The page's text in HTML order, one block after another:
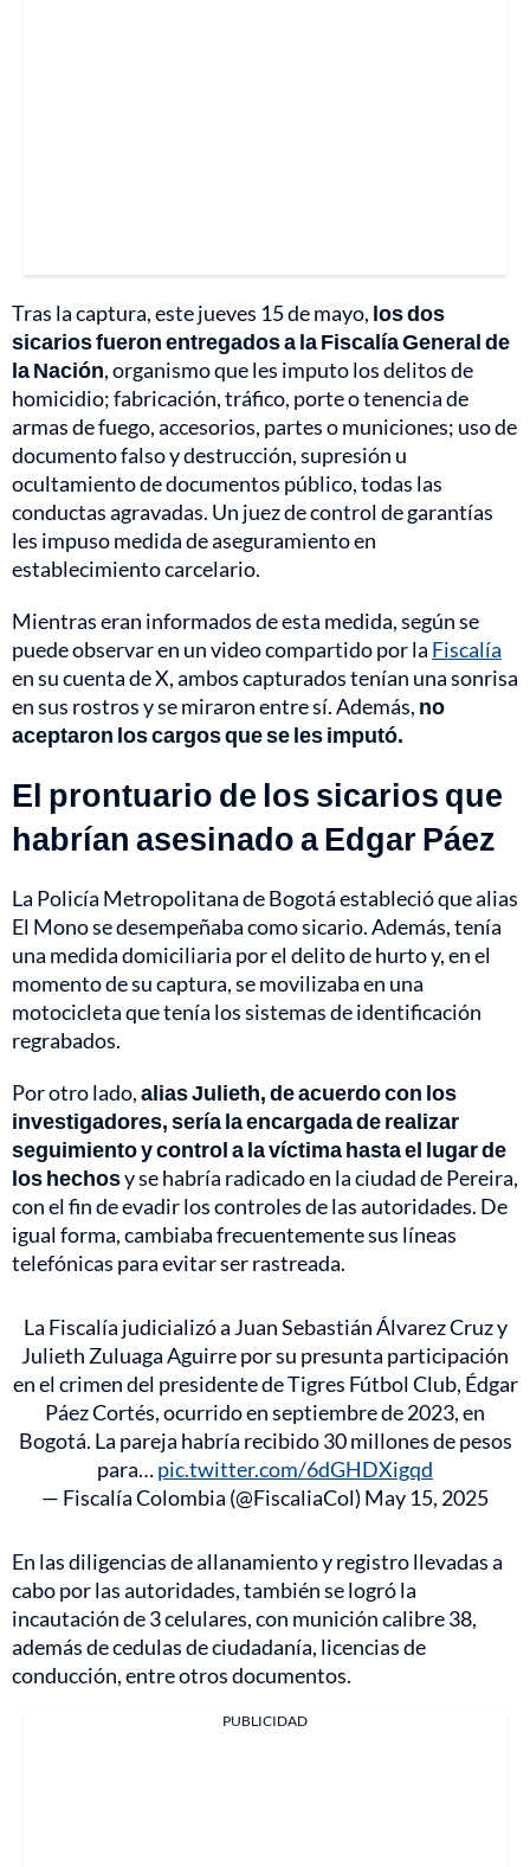
Tras la captura, este jueves 15 de mayo, los dos
sicarios fueron entregados a la Fiscalía General de
la Nación, organismo que les imputo los delitos de
homicidio; fabricación, tráfico, porte o tenencia de
armas de fuego, accesorios, partes o municiones; uso de
documento falso y destrucción, supresión u
ocultamiento de documentos público, todas las
conductas agravadas. Un juez de control de garantías
les impuso medida de aseguramiento en
establecimiento carcelario.
Mientras eran informados de esta medida, según se
puede observar en un video compartido por la Fiscalía
en su cuenta de X, ambos capturados tenían una sonrisa
en sus rostros y se miraron entre sí. Además, no
aceptaron los cargos que se les imputó.
El prontuario de los sicarios que
habrían asesinado a Edgar Páez
La Policía Metropolitana de Bogotá estableció que alias
El Mono se desempeñaba como sicario. Además, tenía
una medida domiciliaria por el delito de hurto y, en el
momento de su captura, se movilizaba en una
motocicleta que tenía los sistemas de identificación
regrabados.
Por otro lado,alias Julieth, de acuerdo con los
investigadores, sería la encargada de realizar
seguimiento y control a la víctima hasta el lugar de
los hechosy se habría radicado en la ciudad de Pereira,
con el fin de evadir los controles de las autoridades. De
igual forma, cambiaba frecuentemente sus líneas
telefónicas para evitar ser rastreada.
La Fiscalía judicializó a Juan Sebastián Álvarez Cruz y
Julieth Zuluaga Aguirre por su presunta participación
en el crimen del presidente de Tigres Fútbol Club, Édgar
Páez Cortés, ocurrido en septiembre de 2023, en
Bogotá. La pareja habría recibido 30 millones de pesos
para…pic.twitter.com/6dGHDXigqd
— Fiscalía Colombia (@FiscaliaCol) May 15, 2025
En las diligencias de allanamiento y registro llevadas a
cabo por las autoridades, también se logró la
incautación de 3 celulares, con munición calibre 38,
además de cedulas de ciudadanía, licencias de
conducción, entre otros documentos.
PUBLICIDAD